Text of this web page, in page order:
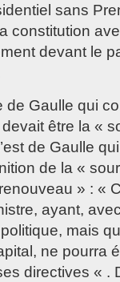
sans
constitution
devant le
de Gaulle qui
être la «
de Gaulle
de la «
» : «
ayant,
mais
ne pourra
directives « .